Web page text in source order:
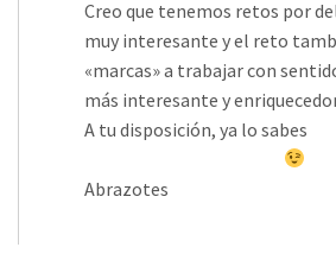
Creo que tenemos retos por
muy interesante y el reto
«marcas» a trabajar con
más interesante y
A tu disposición, ya lo sabes
Abrazotes